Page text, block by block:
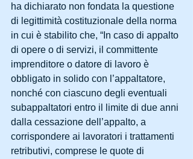
ha dichiarato non fondata la questione
di legittimità costituzionale della norma
in cui è stabilito che, “In caso di appalto
di opere o di servizi, il committente
imprenditore o datore di lavoro è
obbligato in solido con l’appaltatore,
nonché con ciascuno degli eventuali
subappaltatori entro il limite di due anni
dalla cessazione dell’appalto, a
corrispondere ai lavoratori i trattamenti
retributivi, comprese le quote di